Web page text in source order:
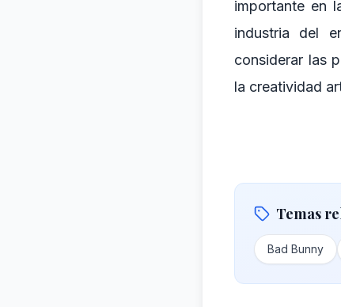
importante en
industria del
considerar las
la creatividad
Temas
Bad Bunny